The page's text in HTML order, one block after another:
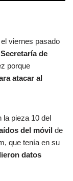
viernes pasado
Secretaría de
porque
atacar al
la pieza 10 del
del móvil de
que tenía en su
datos